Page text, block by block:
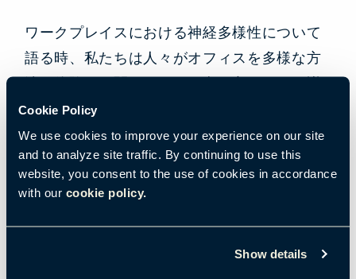
Cookie Policy
We use cookies to improve your experience on our site
and to analyze site traffic. By continuing to use this
website, you consent to the use of cookies in accordance
with our cookie policy.
Show details
ワークプレイスにおける神経多様性について
語る時、私たちは人々がオフィスを多様な方
法で体験し、関わるという考え方について議
論しているのです。
差異は欠陥ではないことを強調することが重
要です。思考や感情、世界への向き合い方